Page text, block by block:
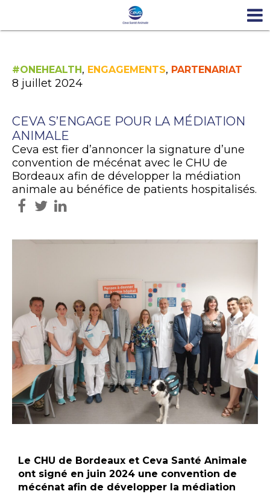
#ONEHEALTH, ENGAGEMENTS, PARTENARIAT
8 juillet 2024
CEVA S’ENGAGE POUR LA MÉDIATION
ANIMALE
Ceva est fier d’annoncer la signature d’une
convention de mécénat avec le CHU de
Bordeaux afin de développer la médiation
animale au bénéfice de patients hospitalisés.
Le CHU de Bordeaux et Ceva Santé Animale
ont signé en juin 2024 une convention de
mécénat afin de développer la médiation